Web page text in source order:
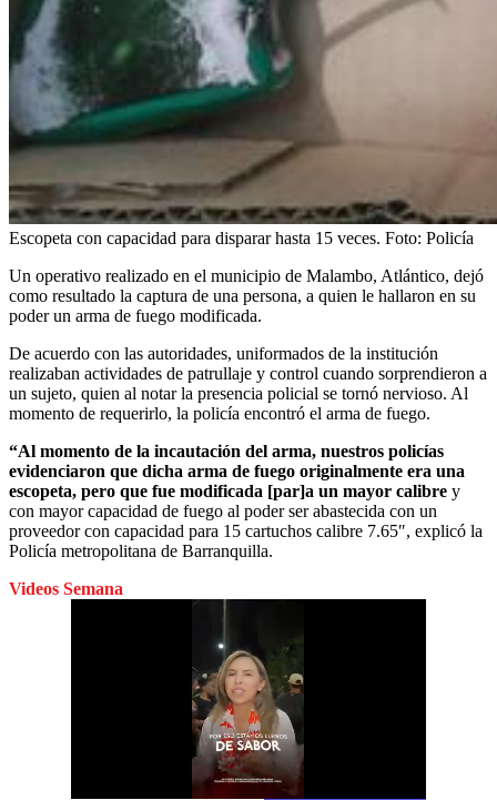
Escopeta con capacidad para disparar hasta 15 veces. Foto: Policía
Un operativo realizado en el municipio de Malambo, Atlántico, dejó
como resultado la captura de una persona, a quien le hallaron en su
poder un arma de fuego modificada.
De acuerdo con las autoridades, uniformados de la institución
realizaban actividades de patrullaje y control cuando sorprendieron a
un sujeto, quien al notar la presencia policial se tornó nervioso. Al
momento de requerirlo, la policía encontró el arma de fuego.
“Al momento de la incautación del arma, nuestros policías
evidenciaron que dicha arma de fuego originalmente era una
escopeta, pero que fue modificada [par]a un mayor calibre y
con mayor capacidad de fuego al poder ser abastecida con un
proveedor con capacidad para 15 cartuchos calibre 7.65″, explicó la
Policía metropolitana de Barranquilla.
Videos Semana